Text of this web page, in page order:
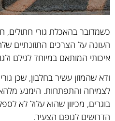
כשמדובר בהאכלת גורי חתולים,
העונה על הצרכים התזונתיים
איכותי המותאם במיוחד לגילם
ודא שהמזון עשיר בחלבון, שכן
לצמיחה והתפתחות. הימנע
בוגרים, מכיוון שהוא עלול לא
הדרושים לגופם הצעיר.